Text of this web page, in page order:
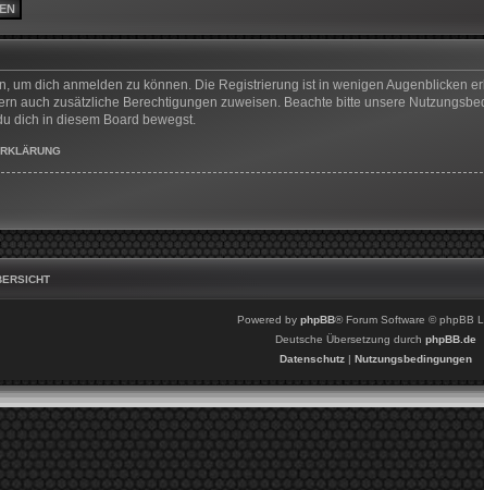
um dich anmelden zu können. Die Registrierung ist in wenigen Augenblicken
auch zusätzliche Berechtigungen zuweisen. Beachte bitte unsere
dich in diesem Board bewegst.
Powered by phpBB® Forum Software © phpBB
Deutsche Übersetzung durch phpBB.de
Datenschutz| Nutzungsbedingungen